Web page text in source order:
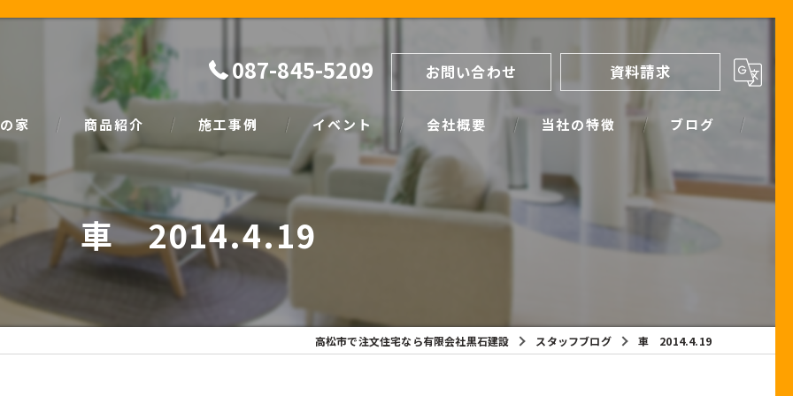
087-845-5209 お問い合わせ 資料請求
家
イン
商品紹介
natural
SIMPLE NOTE
施工事例 イベント
家づくり塾
会社概要 当社の特徴
間取り
断熱
ブログ
スタッフブログ
車 2014.4.19
高松市で注文住宅なら有限会社黒石建設 スタッフブログ 車 2014.4.19